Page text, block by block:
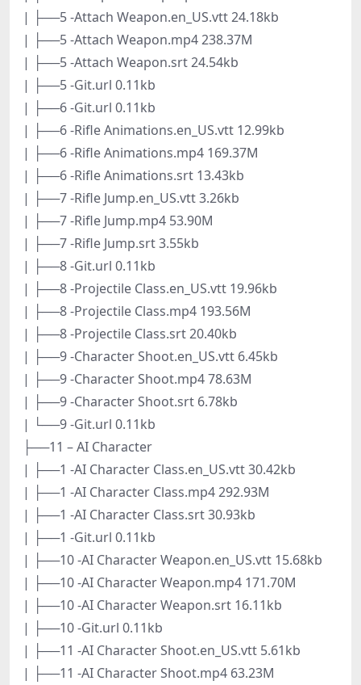
| ├──5 -Attach Weapon.en_US.vtt 24.18kb
| ├──5 -Attach Weapon.mp4 238.37M
| ├──5 -Attach Weapon.srt 24.54kb
| ├──5 -Git.url 0.11kb
| ├──6 -Git.url 0.11kb
| ├──6 -Rifle Animations.en_US.vtt 12.99kb
| ├──6 -Rifle Animations.mp4 169.37M
| ├──6 -Rifle Animations.srt 13.43kb
| ├──7 -Rifle Jump.en_US.vtt 3.26kb
| ├──7 -Rifle Jump.mp4 53.90M
| ├──7 -Rifle Jump.srt 3.55kb
| ├──8 -Git.url 0.11kb
| ├──8 -Projectile Class.en_US.vtt 19.96kb
| ├──8 -Projectile Class.mp4 193.56M
| ├──8 -Projectile Class.srt 20.40kb
| ├──9 -Character Shoot.en_US.vtt 6.45kb
| ├──9 -Character Shoot.mp4 78.63M
| ├──9 -Character Shoot.srt 6.78kb
| └──9 -Git.url 0.11kb
├──11 – AI Character
| ├──1 -AI Character Class.en_US.vtt 30.42kb
| ├──1 -AI Character Class.mp4 292.93M
| ├──1 -AI Character Class.srt 30.93kb
| ├──1 -Git.url 0.11kb
| ├──10 -AI Character Weapon.en_US.vtt 15.68kb
| ├──10 -AI Character Weapon.mp4 171.70M
| ├──10 -AI Character Weapon.srt 16.11kb
| ├──10 -Git.url 0.11kb
| ├──11 -AI Character Shoot.en_US.vtt 5.61kb
| ├──11 -AI Character Shoot.mp4 63.23M